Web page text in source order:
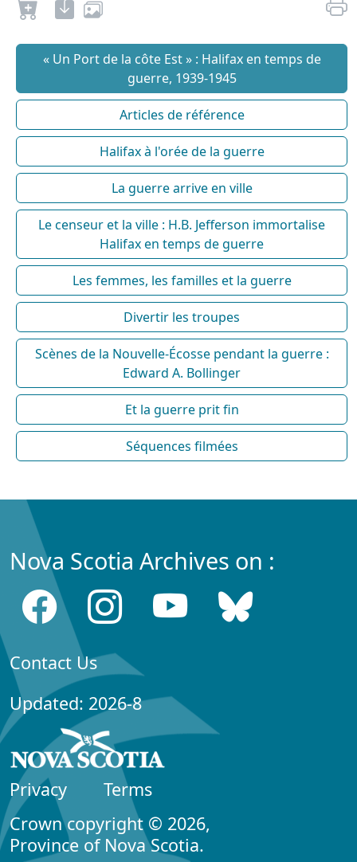
« Un Port de la côte Est » : Halifax en temps de
guerre, 1939-1945
Articles de référence
Halifax à l'orée de la guerre
La guerre arrive en ville
Le censeur et la ville : H.B. Jefferson immortalise
Halifax en temps de guerre
Les femmes, les familles et la guerre
Divertir les troupes
Scènes de la Nouvelle-Écosse pendant la guerre :
Edward A. Bollinger
Et la guerre prit fin
Séquences filmées
Nova Scotia Archives on :
Contact Us
Updated: 2026-8
Privacy
Terms
Crown copyright © 2026,
Province of Nova Scotia.